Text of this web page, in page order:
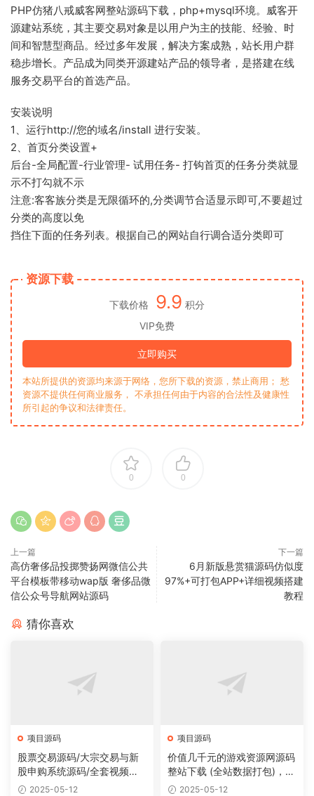
PHP仿猪八戒威客网整站源码下载，php+mysql环境。威客开
源建站系统，其主要交易对象是以用户为主的技能、经验、时
间和智慧型商品。经过多年发展，解决方案成熟，站长用户群
稳步增长。产品成为同类开源建站产品的领导者，是搭建在线
服务交易平台的首选产品。
安装说明
1、运行http://您的域名/install 进行安装。
2、首页分类设置+
后台-全局配置-行业管理- 试用任务- 打钩首页的任务分类就显
示不打勾就不示
注意:客客族分类是无限循环的,分类调节合适显示即可,不要超过
分类的高度以免
挡住下面的任务列表。根据自己的网站自行调合适分类即可
资源下载
下载价格 9.9 积分
VIP免费
立即购买
本站所提供的资源均来源于网络，您所下载的资源，禁止商用； 愁
资源不提供任何商业服务， 不承担任何由于内容的合法性及健康性
所引起的争议和法律责任。
0 0
上一篇
高仿奢侈品投掷赞扬网微信公共
平台模板带移动wap版 奢侈品微
信公众号导航网站源码
下一篇
6月新版悬赏猫源码仿似度
97%+可打包APP+详细视频搭建
教程
猜你喜欢
项目源码
股票交易源码/大宗交易与新
股申购系统源码/全套视频教
程 2025-05-12
项目源码
价值几千元的游戏资源网源码
整站下载 (全站数据打包)，数
据里面有200多个宝贝。
2025-05-12